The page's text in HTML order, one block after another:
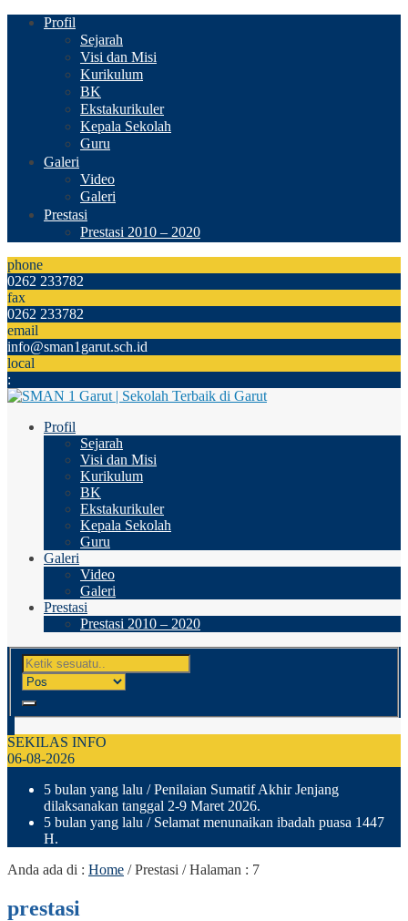
Profil
Sejarah
Visi dan Misi
Kurikulum
BK
Ekstakurikuler
Kepala Sekolah
Guru
Galeri
Video
Galeri
Prestasi
Prestasi 2010 – 2020
phone
0262 233782
fax
0262 233782
email
info@sman1garut.sch.id
local
:
Profil
Sejarah
Visi dan Misi
Kurikulum
BK
Ekstakurikuler
Kepala Sekolah
Guru
Galeri
Video
Galeri
Prestasi
Prestasi 2010 – 2020
SEKILAS INFO
06-08-2026
5 bulan yang lalu / Penilaian Sumatif Akhir Jenjang
dilaksanakan tanggal 2-9 Maret 2026.
5 bulan yang lalu / Selamat menunaikan ibadah puasa 1447
H.
Anda ada di : Home /Prestasi / Halaman : 7
prestasi